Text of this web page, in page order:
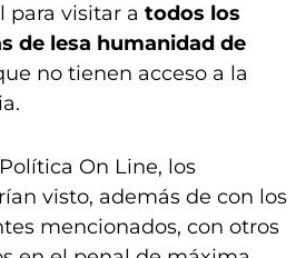
visitar a todos los
de lesa humanidad de
no tienen acceso a la
On Line, los
visto, además de con los
mencionados, con otros